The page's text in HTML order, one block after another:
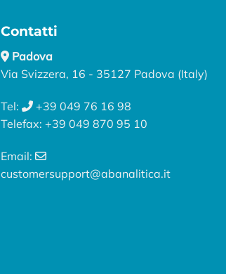
Contatti
Padova
Via Svizzera, 16 - 35127 Padova (Italy)
Tel:
+39 049 76 16 98
Telefax: +39 049 870 95 10
Email:
customersupport@abanalitica.it